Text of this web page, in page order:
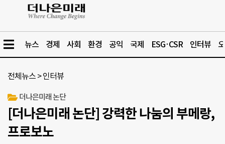
뉴스 경제 사회 환경 공익 국제 ESG·CSR 인터뷰
전체뉴스 >인터뷰
더나은미래 논단
[더나은미래 논단] 강력한 나눔의 부메랑,
프로보노